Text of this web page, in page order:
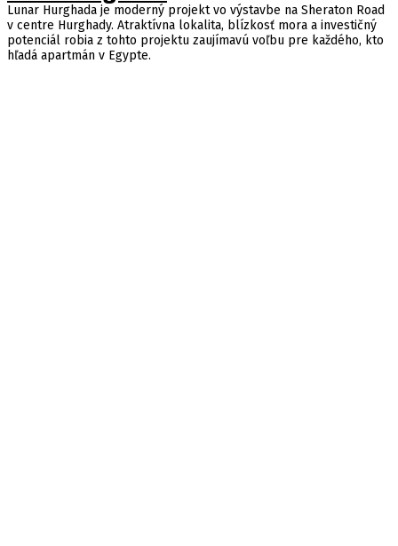
Lunar Hurghada je moderný projekt vo výstavbe na Sheraton Road
v centre Hurghady. Atraktívna lokalita, blízkosť mora a investičný
potenciál robia z tohto projektu zaujímavú voľbu pre každého, kto
hľadá apartmán v Egypte.